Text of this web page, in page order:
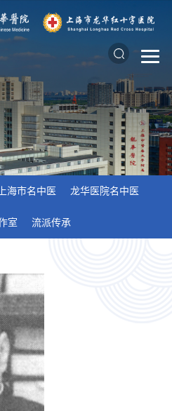
上海市名中医 龙华医院名中医
室 流派传承